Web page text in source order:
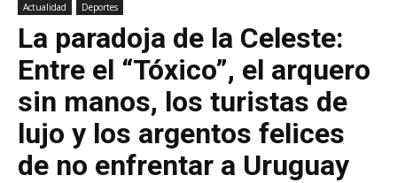
Actualidad Deportes
La paradoja de la Celeste:
Entre el “Tóxico”, el arquero
sin manos, los turistas de
lujo y los argentos felices
de no enfrentar a Uruguay